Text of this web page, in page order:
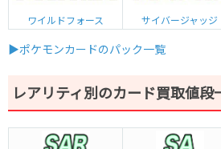
ワイルドフォース サイバージャッジ
▶ポケモンカードのパック一覧
レアリティ別のカード買取値段